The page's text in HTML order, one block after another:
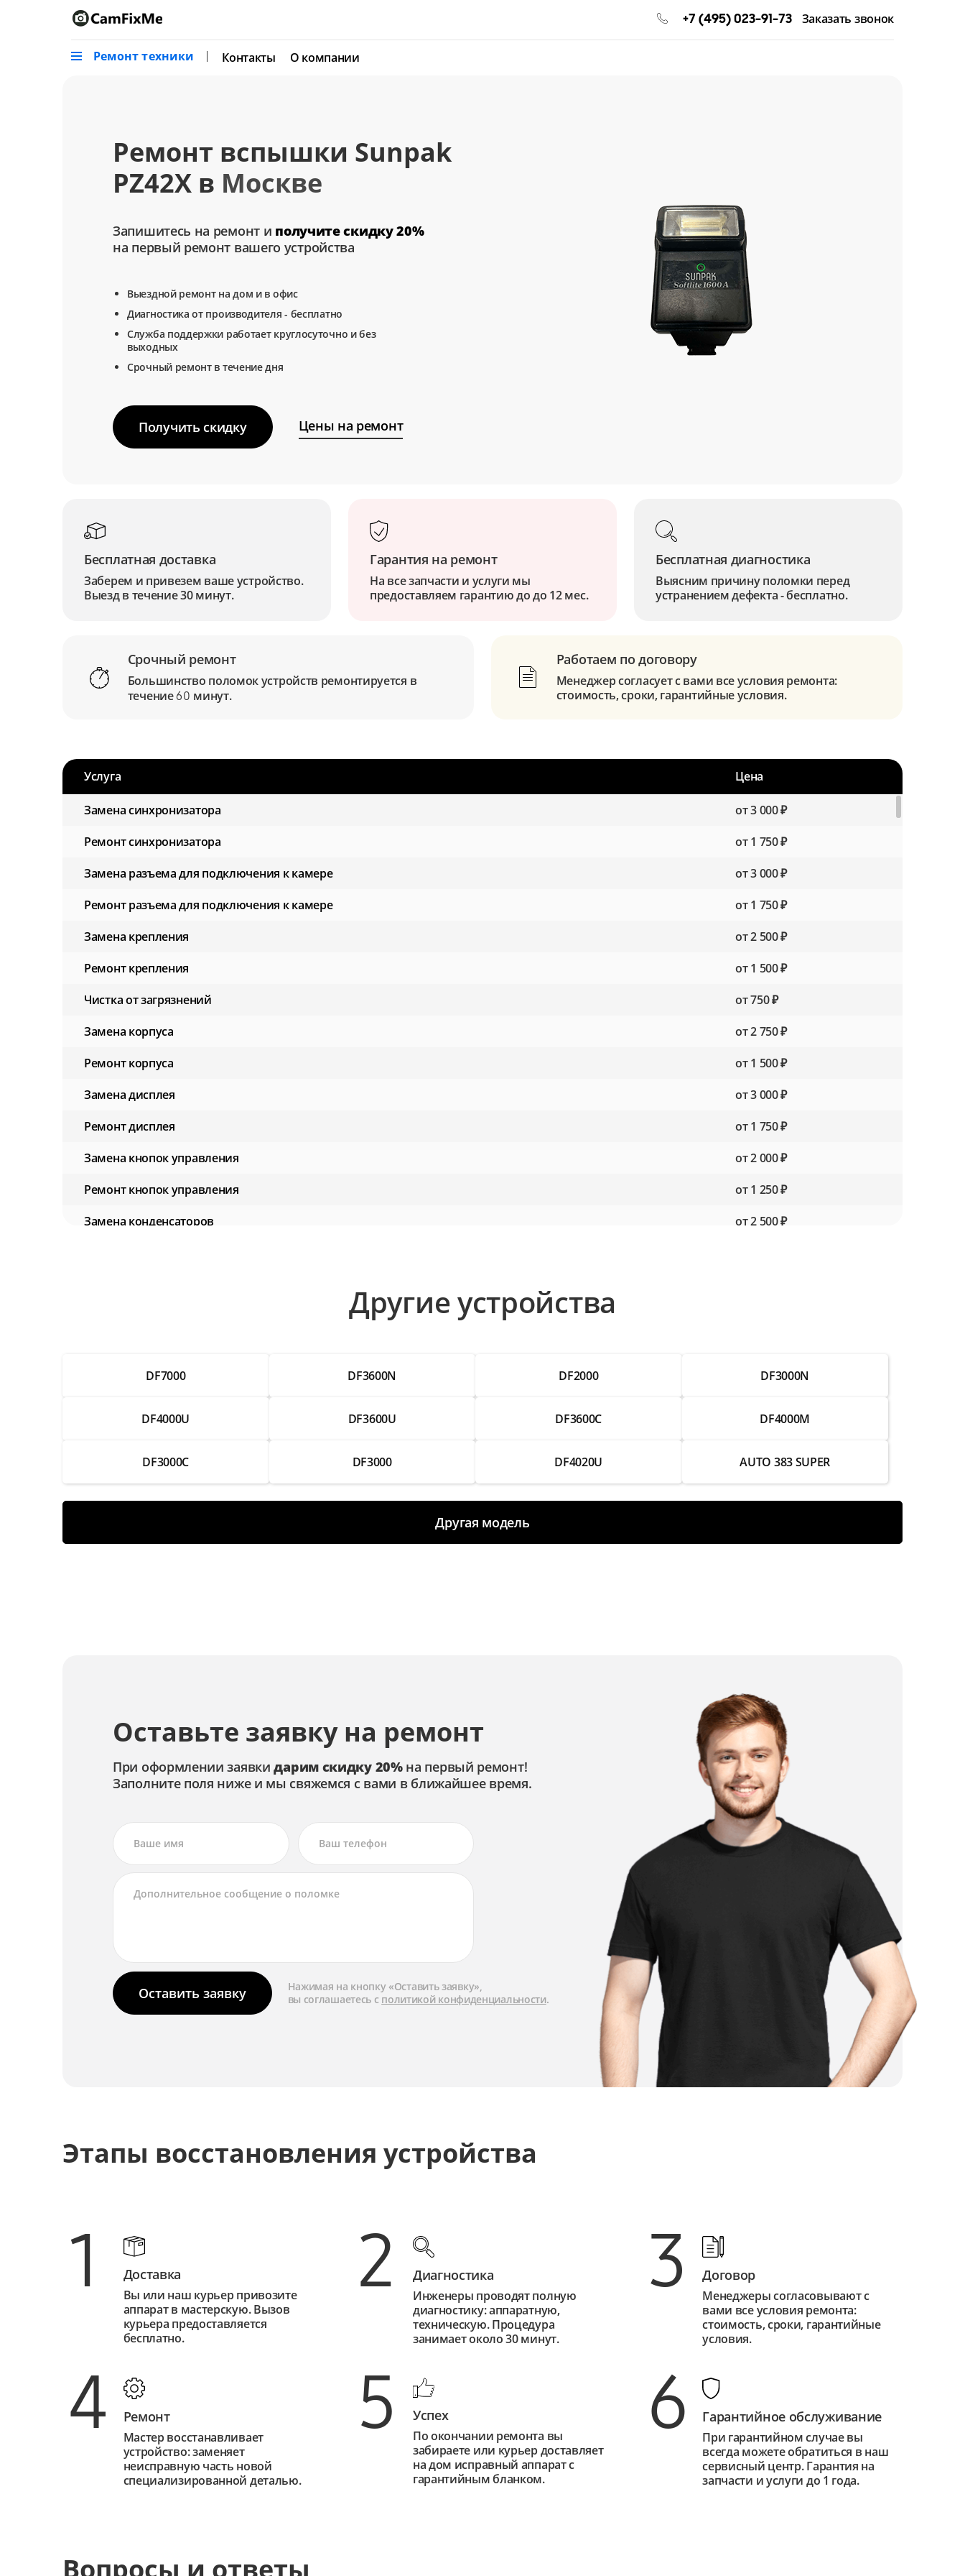
+7 (495) 023-91-73 Заказать звонок
Ремонт техники Контакты О компании
Ремонт вспышки Sunpak
PZ42X в Москве
Запишитесь на ремонт и получите скидку 20%
на первый ремонт вашего устройства
Выездной ремонт на дом и в офис
Диагностика от производителя - бесплатно
Служба поддержки работает круглосуточно и без
выходных
Срочный ремонт в течение дня
Получить скидку Цены на ремонт
Бесплатная доставка
Заберем и привезем ваше устройство.
Выезд в течение 30 минут.
Гарантия на ремонт
На все запчасти и услуги мы
предоставляем гарантию до до 12 мес.
Бесплатная диагностика
Выясним причину поломки перед
устранением дефекта - бесплатно.
Срочный ремонт
Большинство поломок устройств ремонтируется в
течение 60 минут.
Работаем по договору
Менеджер согласует с вами все условия ремонта:
стоимость, сроки, гарантийные условия.
Услуга Цена
Замена синхронизатора
от 3 000 ₽
Ремонт синхронизатора
от 1 750 ₽
Замена разъема для подключения к камере
от 3 000 ₽
Ремонт разъема для подключения к камере
от 1 750 ₽
Замена крепления
от 2 500 ₽
Ремонт крепления
от 1 500 ₽
Чистка от загрязнений
от 750 ₽
Замена корпуса
от 2 750 ₽
Ремонт корпуса
от 1 500 ₽
Замена дисплея
от 3 000 ₽
Ремонт дисплея
от 1 750 ₽
Замена кнопок управления
от 2 000 ₽
Ремонт кнопок управления
от 1 250 ₽
Замена конденсаторов
от 2 500 ₽
Ремонт системы зарядки
от 1 750 ₽
Замена лампы
от 2 500 ₽
Другие устройства
DF7000 DF3600N DF2000 DF3000N
DF4000U DF3600U DF3600C DF4000M
DF3000C DF3000 DF4020U AUTO 383 SUPER
Другая модель
Оставьте заявку на ремонт
При оформлении заявкидарим скидку 20%на первый ремонт!
Заполните поля ниже и мы свяжемся с вами в ближайшее время.
Оставить заявку
Нажимая на кнопку «Оставить заявку»,
вы соглашаетесь с политикой конфиденциальности.
Этапы восстановления устройства
1 Доставка
Вы или наш курьер привозите
аппарат в мастерскую. Вызов
курьера предоставляется
бесплатно.
2 Диагностика
Инженеры проводят полную
диагностику: аппаратную,
техническую. Процедура
занимает около 30 минут.
3 Договор
Менеджеры согласовывают с
вами все условия ремонта:
стоимость, сроки, гарантийные
условия.
4 Ремонт
Мастер восстанавливает
устройство: заменяет
неисправную часть новой
специализированной деталью.
5 Успех
По окончании ремонта вы
забираете или курьер доставляет
на дом исправный аппарат с
гарантийным бланком.
6 Гарантийное обслуживание
При гарантийном случае вы
всегда можете обратиться в наш
сервисный центр. Гарантия на
запчасти и услуги до 1 года.